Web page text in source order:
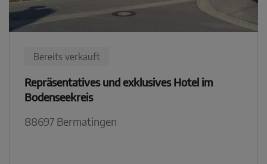
Bereits verkauft
Repräsentatives und exklusives Hotel im
Bodenseekreis
88697 Bermatingen